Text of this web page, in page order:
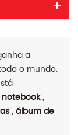
a
o mundo.
notebook,
, álbum de